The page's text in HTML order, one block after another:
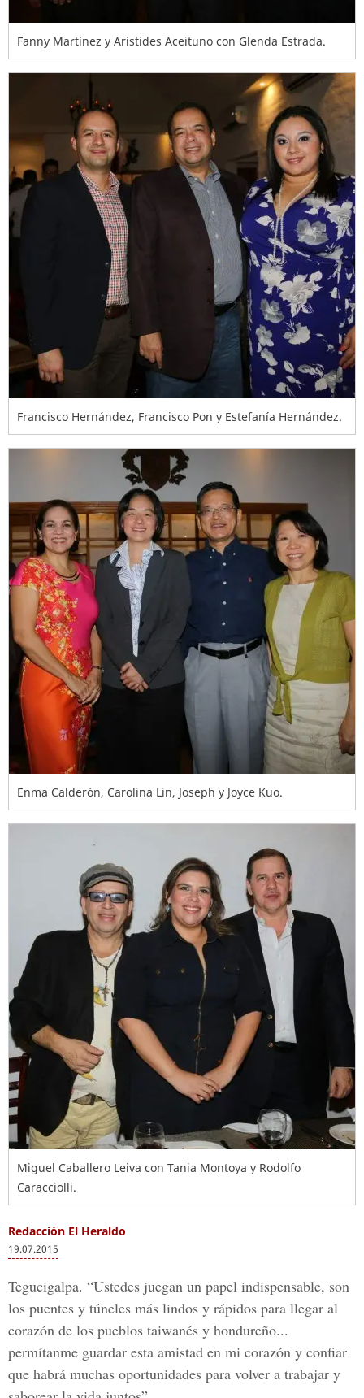
Fanny Martínez y Arístides Aceituno con Glenda Estrada.
Francisco Hernández, Francisco Pon y Estefanía Hernández.
Enma Calderón, Carolina Lin, Joseph y Joyce Kuo.
Miguel Caballero Leiva con Tania Montoya y Rodolfo
Caracciolli.
Redacción El Heraldo
19.07.2015
Tegucigalpa. “Ustedes juegan un papel indispensable, son
los puentes y túneles más lindos y rápidos para llegar al
corazón de los pueblos taiwanés y hondureño...
permítanme guardar esta amistad en mi corazón y confiar
que habrá muchas oportunidades para volver a trabajar y